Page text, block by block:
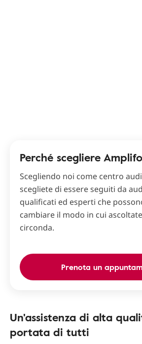
Perché scegliere
Scegliendo noi come centro
scegliete di essere seguiti da
qualificati ed esperti che
cambiare il modo in cui
circonda.
Prenota un
Un'assistenza di alta
portata di tutti